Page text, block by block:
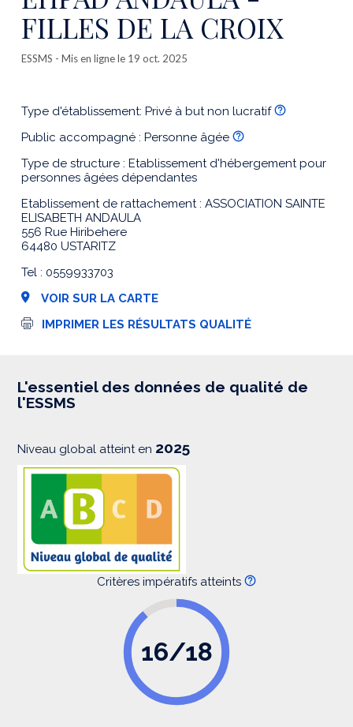
FILLES DE LA CROIX
ESSMS - Mis en ligne le 19 oct. 2025
Type d'établissement: Privé à but non lucratif
Public accompagné : Personne âgée
Type de structure : Etablissement d'hébergement pour
personnes âgées dépendantes
Etablissement de rattachement : ASSOCIATION SAINTE
ELISABETH ANDAULA
556 Rue Hiribehere
64480 USTARITZ
Tel : 0559933703
VOIR SUR LA CARTE
I
s
i
IMPRIMER LES RÉSULTATS QUALITÉ
L'essentiel des données de qualité de
l'ESSMS
Niveau global atteint en 2025
Critères impératifs atteints
16/18